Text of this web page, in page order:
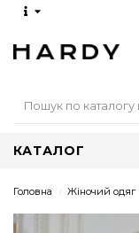
КАТАЛОГ
Головна Жіночий одяг